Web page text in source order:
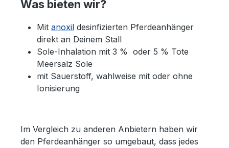
Was bieten wir?
Mit anoxil desinfizierten Pferdeanhänger
direkt an Deinem Stall
Sole-Inhalation mit 3 % oder 5 % Tote
Meersalz Sole
mit Sauerstoff, wahlweise mit oder ohne
Ionisierung
Im Vergleich zu anderen Anbietern haben wir
den Pferdeanhänger so umgebaut, dass jedes